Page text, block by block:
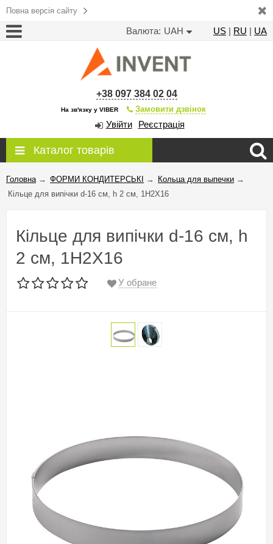
Повна версія сайту
Валюта: UAH US | RU | UA
+38 097 384 02 04
На зв'язку у VIBER Замовити дзвінок
Увійти Реєстрація
Каталог товарів
Головна → ФОРМИ КОНДИТЕРСЬКІ → Кольца для выпечки →
Кільце для випічки d-16 см, h 2 см, 1H2X16
Кільце для випічки d-16 см, h
2 см, 1H2X16
У обране